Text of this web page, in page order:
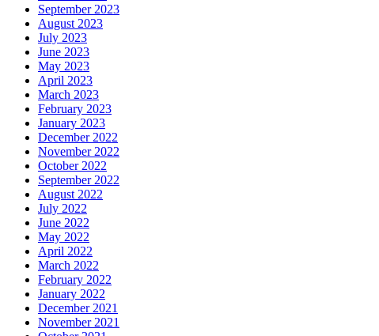
September 2023
August 2023
July 2023
June 2023
May 2023
April 2023
March 2023
February 2023
January 2023
December 2022
November 2022
October 2022
September 2022
August 2022
July 2022
June 2022
May 2022
April 2022
March 2022
February 2022
January 2022
December 2021
November 2021